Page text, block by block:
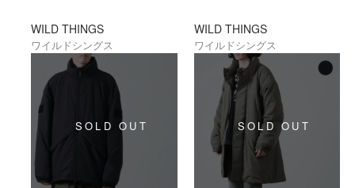
WILD THINGS
ワイルドシングス
WILD THINGS
ワイルドシングス